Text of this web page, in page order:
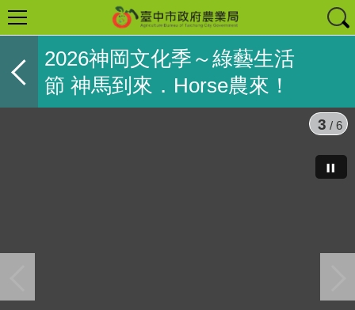
2026神岡文化季～綠藝生活
節 神馬到來．Horse農來！
4 / 6